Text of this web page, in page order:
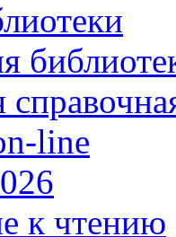
line
к чтению